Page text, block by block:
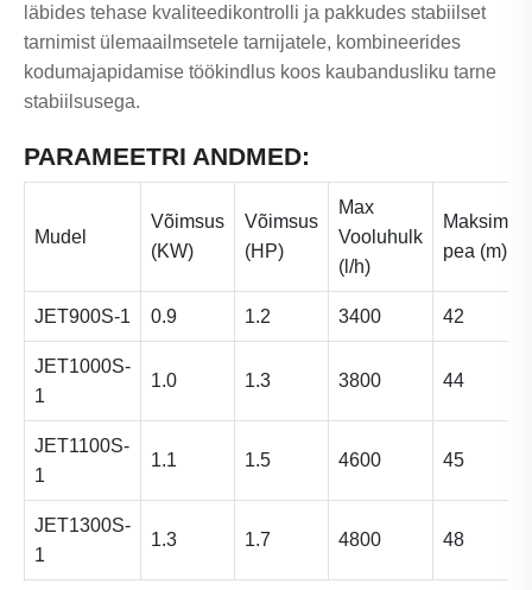
läbides tehase kvaliteedikontrolli ja pakkudes stabiilset
tarnimist ülemaailmsetele tarnijatele, kombineerides
kodumajapidamise töökindlus koos kaubandusliku tarne
stabiilsusega.
PARAMEETRI ANDMED:
Mudel
Võimsus
(KW)
Võimsus
(HP)
Max
Vooluhulk
(l/h)
pea (m)
JET900S-1 0.9 1.2 3400 42
JET1000S-
1
1.0 1.3 3800 44
JET1100S-
1
1.1 1.5 4600 45
JET1300S-
1
1.3 1.7 4800 48